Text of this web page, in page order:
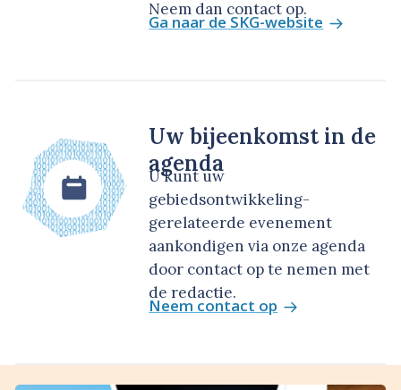
Neem dan contact op.
Ga naar de SKG-website
Uw bijeenkomst in de
agenda
U kunt uw
gebiedsontwikkeling-
gerelateerde evenement
aankondigen via onze agenda
door contact op te nemen met
de redactie.
Neem contact op